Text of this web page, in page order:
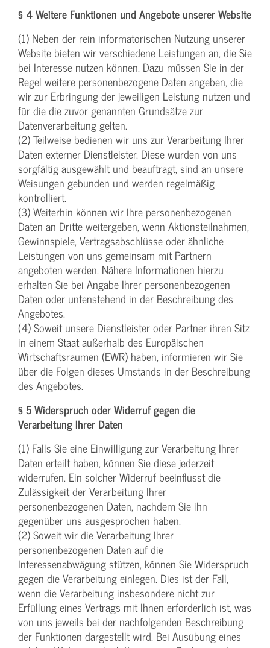
§ 4 Weitere Funktionen und Angebote unserer Website
(1) Neben der rein informatorischen Nutzung unserer
Website bieten wir verschiedene Leistungen an, die Sie
bei Interesse nutzen können. Dazu müssen Sie in der
Regel weitere personenbezogene Daten angeben, die
wir zur Erbringung der jeweiligen Leistung nutzen und
für die die zuvor genannten Grundsätze zur
Datenverarbeitung gelten.
(2) Teilweise bedienen wir uns zur Verarbeitung Ihrer
Daten externer Dienstleister. Diese wurden von uns
sorgfältig ausgewählt und beauftragt, sind an unsere
Weisungen gebunden und werden regelmäßig
kontrolliert.
(3) Weiterhin können wir Ihre personenbezogenen
Daten an Dritte weitergeben, wenn Aktionsteilnahmen,
Gewinnspiele, Vertragsabschlüsse oder ähnliche
Leistungen von uns gemeinsam mit Partnern
angeboten werden. Nähere Informationen hierzu
erhalten Sie bei Angabe Ihrer personenbezogenen
Daten oder untenstehend in der Beschreibung des
Angebotes.
(4) Soweit unsere Dienstleister oder Partner ihren Sitz
in einem Staat außerhalb des Europäischen
Wirtschaftsraumen (EWR) haben, informieren wir Sie
über die Folgen dieses Umstands in der Beschreibung
des Angebotes.
§ 5 Widerspruch oder Widerruf gegen die
Verarbeitung Ihrer Daten
(1) Falls Sie eine Einwilligung zur Verarbeitung Ihrer
Daten erteilt haben, können Sie diese jederzeit
widerrufen. Ein solcher Widerruf beeinflusst die
Zulässigkeit der Verarbeitung Ihrer
personenbezogenen Daten, nachdem Sie ihn
gegenüber uns ausgesprochen haben.
(2) Soweit wir die Verarbeitung Ihrer
personenbezogenen Daten auf die
Interessenabwägung stützen, können Sie Widerspruch
gegen die Verarbeitung einlegen. Dies ist der Fall,
wenn die Verarbeitung insbesondere nicht zur
Erfüllung eines Vertrags mit Ihnen erforderlich ist, was
von uns jeweils bei der nachfolgenden Beschreibung
der Funktionen dargestellt wird. Bei Ausübung eines